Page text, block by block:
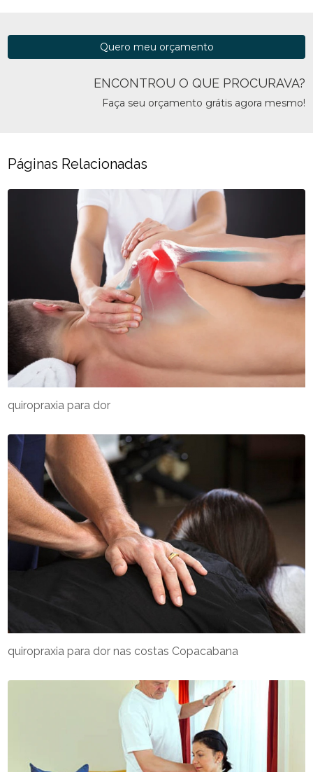
ENCONTROU O QUE PROCURAVA?
Faça seu orçamento grátis agora mesmo!
Quero meu orçamento
Páginas Relacionadas
quiropraxia para dor nas costas Copacabana
quiropraxia para dor